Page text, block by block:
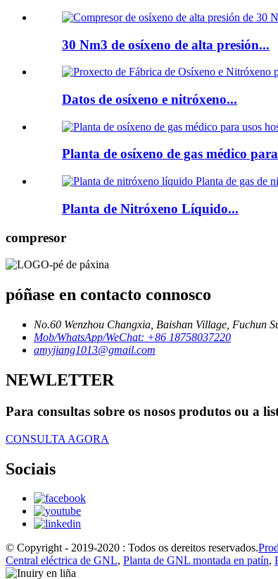
30 Nm3 de osíxeno de alta presión...
Datos de osíxeno e nitróxeno...
Planta de osíxeno de gas médico
Planta de Nitróxeno Líquido...
compresor
póñase en contacto connosco
No.60 Wenzhou Changxia, Baishan Village, Fuchun
Mob/WhatsApp/WeChat: +86 18758037220
amyjiang1013@gmail.com
NEWLETTER
Para consultas sobre os nosos produtos ou a
CONSULTA AGORA
Sociais
© Copyright - 2019-2020 : Todos os dereitos reservados.
Central eléctrica de GNL, Planta de GNL montada en patín,